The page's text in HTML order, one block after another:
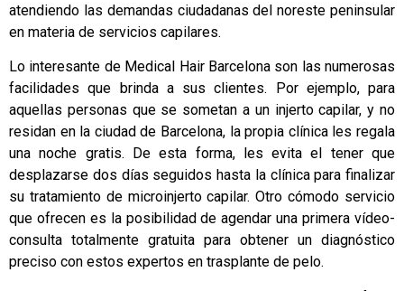
atendiendo las demandas ciudadanas del noreste peninsular
en materia de servicios capilares.
Lo interesante de Medical Hair Barcelona son las numerosas
facilidades que brinda a sus clientes. Por ejemplo, para
aquellas personas que se sometan a un injerto capilar, y no
residan en la ciudad de Barcelona, la propia clínica les regala
una noche gratis. De esta forma, les evita el tener que
desplazarse dos días seguidos hasta la clínica para finalizar
su tratamiento de microinjerto capilar. Otro cómodo servicio
que ofrecen es la posibilidad de agendar una primera vídeo-
consulta totalmente gratuita para obtener un diagnóstico
preciso con estos expertos en trasplante de pelo.